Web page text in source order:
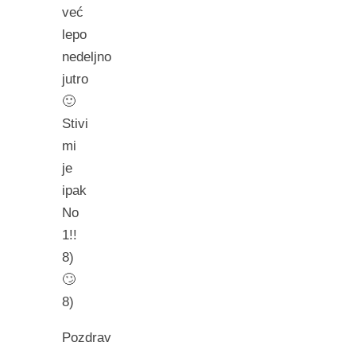
već
lepo
nedeljno
jutro
🙂
Stivi
mi
je
ipak
No
1!!
8)
🙄
8)
Pozdrav